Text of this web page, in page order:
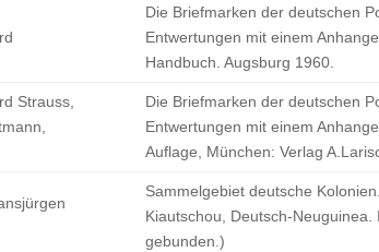
Die Briefmarken der deutschen
Entwertungen mit einem
Handbuch. Augsburg 1960.
Strauss,
Die Briefmarken der deutschen
Entwertungen mit einem
Auflage, München: Verlag
Sammelgebiet deutsche
Kiautschou, Deutsch-
gebunden.)